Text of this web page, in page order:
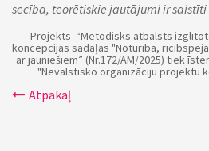
secība, teorētiskie jautājumi ir
Projekts “Metodisks atbalsts
koncepcijas sadaļas "Noturība,
ar jauniešiem” (Nr.172/AM/2025) tiek
"Nevalstisko organizāciju projektu
Atpakaļ